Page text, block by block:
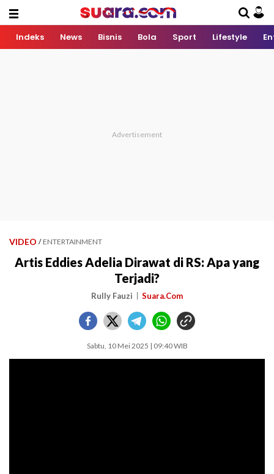
Indeks News Bisnis Bola Sport Lifestyle
VIDEO / ENTERTAINMENT
Artis Eddies Adelia Dirawat di RS: Apa yang
Terjadi?
Rully Fauzi Suara.Com
Sabtu, 10 Mei 2025 | 09:40 WIB